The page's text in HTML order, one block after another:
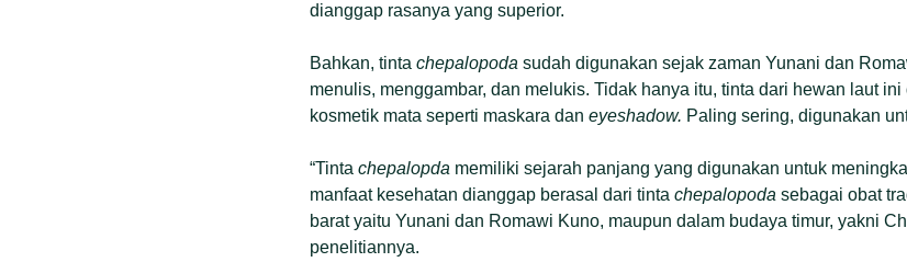
dianggap rasanya yang superior.
Bahkan, tinta chepalopoda sudah digunakan sejak zaman Yunani dan
menulis, menggambar, dan melukis. Tidak hanya itu, tinta dari hewan laut
kosmetik mata seperti maskara dan eyeshadow. Paling sering, digunakan
“Tinta chepalopda memiliki sejarah panjang yang digunakan untuk
manfaat kesehatan dianggap berasal dari tinta chepalopoda sebagai obat
barat yaitu Yunani dan Romawi Kuno, maupun dalam budaya timur, yakni
penelitiannya.